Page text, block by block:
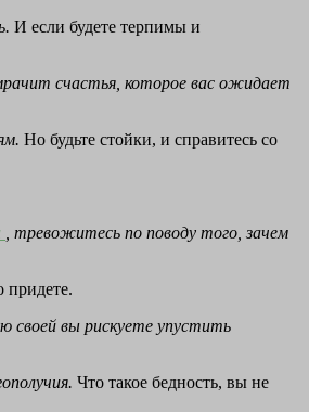
И если будете терпимы и
счастья, которое вас ожидает
Но будьте стойки, и справитесь со
, тревожитесь по поводу того, зачем
придете.
своей вы рискуете упустить
Что такое бедность, вы не